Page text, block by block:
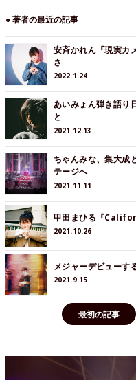
● 著者の最近の記事
安斉かれん『現実カ
さ
2022.1.24
あいみょん弾き語り
と
2021.12.13
ちゃんみな、集大成
テージへ
2021.11.11
甲田まひる『
2021.10.26
メジャーデビュー
2021.9.15
最初の記事